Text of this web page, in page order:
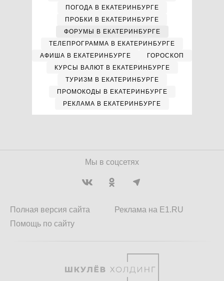
ПОГОДА В ЕКАТЕРИНБУРГЕ
ПРОБКИ В ЕКАТЕРИНБУРГЕ
ФОРУМЫ В ЕКАТЕРИНБУРГЕ
ТЕЛЕПРОГРАММА В ЕКАТЕРИНБУРГЕ
АФИША В ЕКАТЕРИНБУРГЕ
ГОРОСКОП
КУРСЫ ВАЛЮТ В ЕКАТЕРИНБУРГЕ
ТУРИЗМ В ЕКАТЕРИНБУРГЕ
ПРОМОКОДЫ В ЕКАТЕРИНБУРГЕ
РЕКЛАМА В ЕКАТЕРИНБУРГЕ
Мы в соцсетях
Полная версия сайта
Помощь по сайту
Реклама на E1.RU